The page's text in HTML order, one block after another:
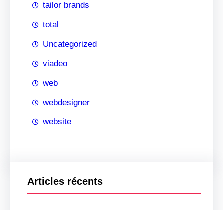
tailor brands
total
Uncategorized
viadeo
web
webdesigner
website
Articles récents